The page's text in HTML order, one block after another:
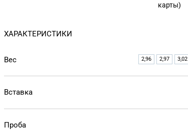
карты)
ХАРАКТЕРИСТИКИ
Вес 2,96 2,97 3,02
Вставка
Проба